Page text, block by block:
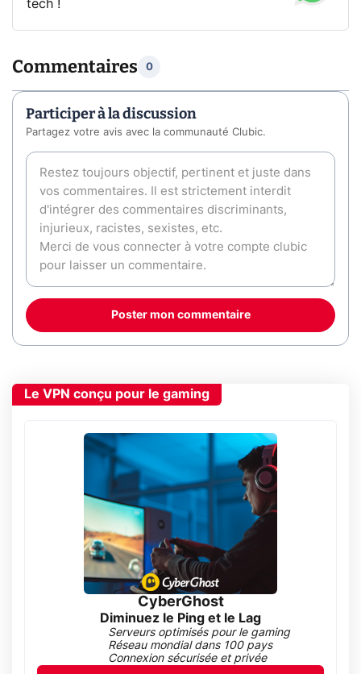
tech !
Commentaires 0
Participer à la discussion
Partagez votre avis avec la communauté Clubic.
Poster mon commentaire
Le VPN conçu pour le gaming
CyberGhost
Diminuez le Ping et le Lag
Serveurs optimisés pour le gaming
Réseau mondial dans 100 pays
Connexion sécurisée et privée